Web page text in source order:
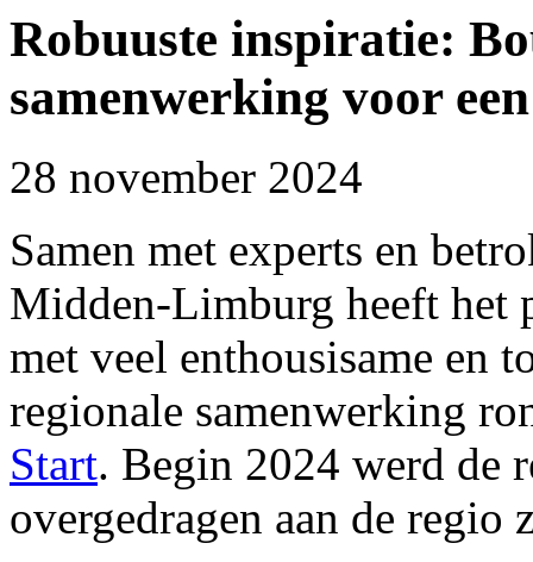
Robuuste inspiratie:
samenwerking voor
28 november 2024
Samen met experts en
Midden-Limburg heeft het
met veel enthousisame en
regionale samenwerking
Start. Begin 2024 werd de
overgedragen aan de